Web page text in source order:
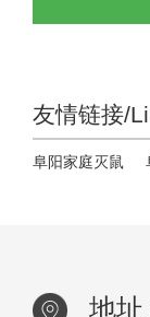
友情链接/
阜阳家庭灭鼠
地址